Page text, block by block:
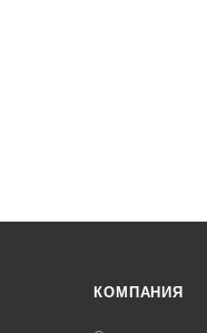
КОМПАНИЯ